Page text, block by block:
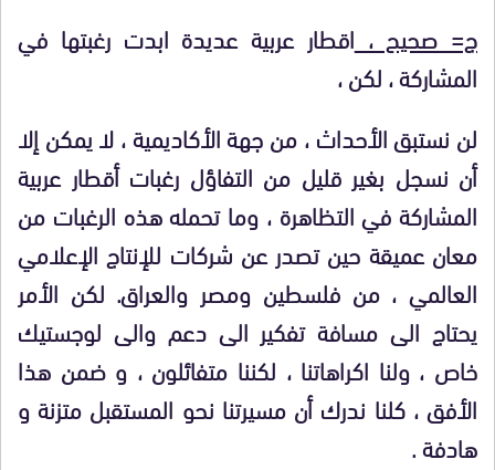
ج= صحيح ، اقطار عربية عديدة ابدت رغبتها في
المشاركة ، لكن ،
لن نستبق الأحداث ، من جهة الأكاديمية ، لا يمكن إلا
أن نسجل بغير قليل من التفاؤل رغبات أقطار عربية
المشاركة في التظاهرة ، وما تحمله هذه الرغبات من
معان عميقة حين تصدر عن شركات للإنتاج الإعلامي
العالمي ، من فلسطين ومصر والعراق. لكن الأمر
يحتاج الى مسافة تفكير الى دعم والى لوجستيك
خاص ، ولنا اكراهاتنا ، لكننا متفائلون ، و ضمن هذا
الأفق ، كلنا ندرك أن مسيرتنا نحو المستقبل متزنة و
هادفة .